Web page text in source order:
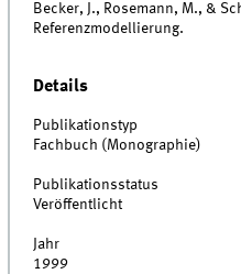
Becker, J., Rosemann, M., &
Referenzmodellierung.
Details
Publikationstyp
Fachbuch (Monographie)
Publikationsstatus
Veröffentlicht
Jahr
1999